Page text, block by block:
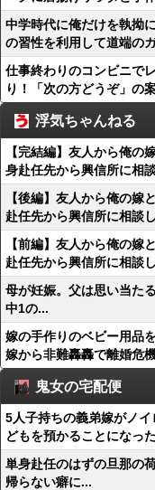
中学時代に俺だけを執拗
の習性を利用して道端の
仕事終わりのコンビニで
り！「次の方どうぞ」の
浮気ちゃんねる
【完結編】友人から俺の
身赴任先から興信所に相
【後編】友人から俺の嫁
赴任先から興信所に相談
【前編】友人から俺の嫁
赴任先から興信所に相談
母が妊娠。父は思い当た
中1の...
嫁の手作りのベビー用品
嫁から非難轟轟で離婚危
鬼女の宅配便
5人子持ちの義弟嫁がノ
どもを預かることになっ
単身赴任のはずの旦那の
帰らない癖に...